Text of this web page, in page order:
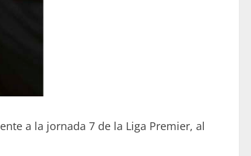
a la jornada 7 de la Liga Premier, al